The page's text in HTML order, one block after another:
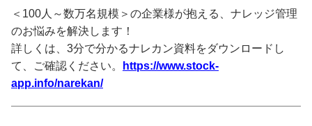
＜100人～数万名規模＞の企業様が抱える、ナレッジ管理
のお悩みを解決します！
詳しくは、3分で分かるナレカン資料をダウンロードし
て、ご確認ください。
https://www.stock-
app.info/narekan/